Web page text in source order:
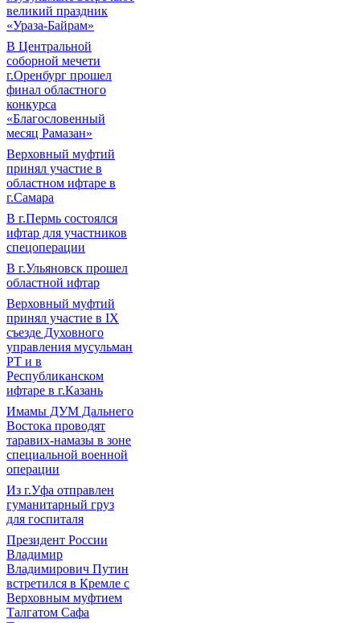
великий праздник
«Ураза-Байрам»
В Центральной
соборной мечети
г.Оренбург прошел
финал областного
конкурса
«Благословенный
месяц Рамазан»
Верховный муфтий
принял участие в
областном ифтаре в
г.Самара
В г.Пермь состоялся
ифтар для участников
спецоперации
В г.Ульяновск прошел
областной ифтар
Верховный муфтий
принял участие в IХ
съезде Духовного
управления мусульман
РТ и в
Республиканском
ифтаре в г.Казань
Имамы ДУМ Дальнего
Востока проводят
таравих-намазы в зоне
специальной военной
операции
Из г.Уфа отправлен
гуманитарный груз
для госпиталя
Президент России
Владимир
Владимирович Путин
встретился в Кремле с
Верховным муфтием
Талгатом Сафа